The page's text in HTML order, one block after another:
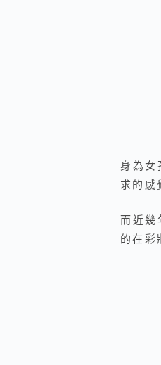
身為女
求的感
而近幾
的在彩